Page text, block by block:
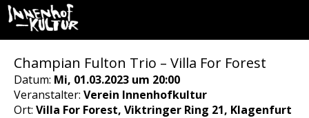
Champian Fulton Trio – Villa For Forest
Datum: Mi, 01.03.2023 um 20:00
Veranstalter: Verein Innenhofkultur
Ort: Villa For Forest, Viktringer Ring 21, Klagenfurt